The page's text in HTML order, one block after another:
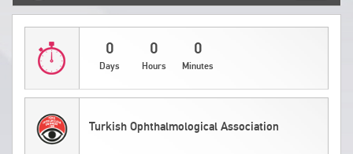
0
Days
0
Hours
0
Minutes
Turkish Ophthalmological Association